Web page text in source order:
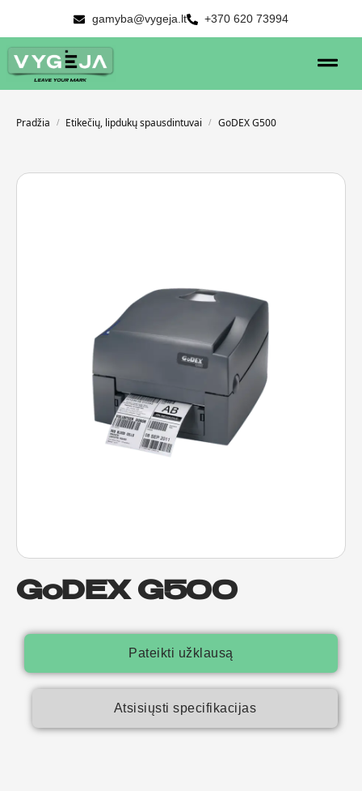
gamyba@vygeja.lt +370 620 73994
Pradžia / Etikečių, lipdukų spausdintuvai / GoDEX G500
GoDEX G500
Pateikti užklausą
Atsisiųsti specifikacijas